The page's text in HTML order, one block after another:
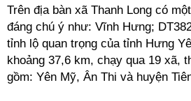
Trên địa bàn xã Thanh Long có
đáng chú ý như: Vĩnh Hưng;
tỉnh lộ quan trọng của tỉnh Hưng
khoảng 37,6 km, chạy qua 19 xã,
gồm: Yên Mỹ, Ân Thi và huyện